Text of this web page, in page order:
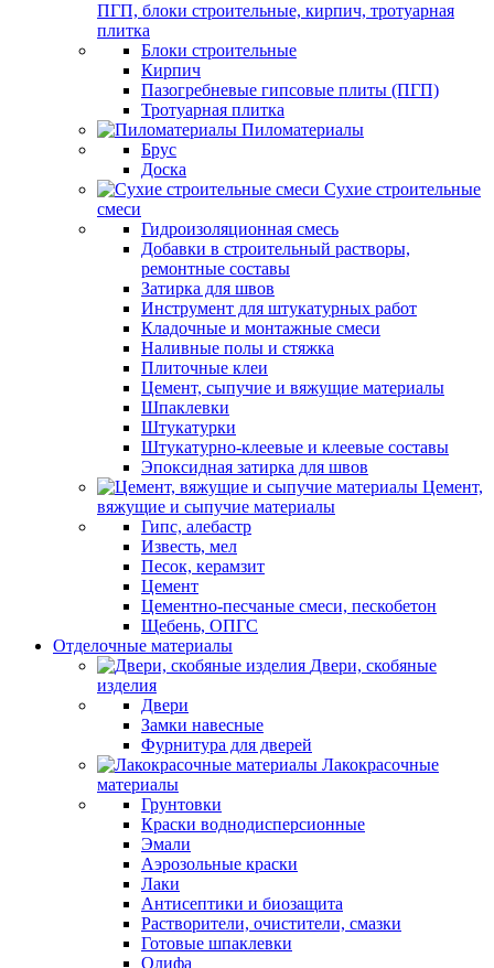
ПГП, блоки строительные, кирпич, тротуарная
плитка
Блоки строительные
Кирпич
Пазогребневые гипсовые плиты (ПГП)
Тротуарная плитка
Пиломатериалы
Брус
Доска
Сухие строительные
смеси
Гидроизоляционная смесь
Добавки в строительный растворы,
ремонтные составы
Затирка для швов
Инструмент для штукатурных работ
Кладочные и монтажные смеси
Наливные полы и стяжка
Плиточные клеи
Цемент, сыпучие и вяжущие материалы
Шпаклевки
Штукатурки
Штукатурно-клеевые и клеевые составы
Эпоксидная затирка для швов
Цемент,
вяжущие и сыпучие материалы
Гипс, алебастр
Известь, мел
Песок, керамзит
Цемент
Цементно-песчаные смеси, пескобетон
Щебень, ОПГС
Отделочные материалы
Двери, скобяные
изделия
Двери
Замки навесные
Фурнитура для дверей
Лакокрасочные
материалы
Грунтовки
Краски воднодисперсионные
Эмали
Аэрозольные краски
Лаки
Антисептики и биозащита
Растворители, очистители, смазки
Готовые шпаклевки
Олифа